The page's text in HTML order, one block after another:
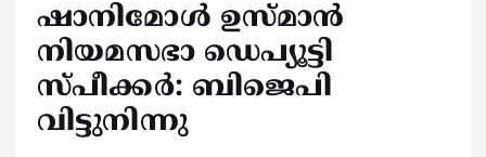
ഷാനിമോൾ ഉസ്മാൻ
നിയമസഭാ ഡെപ്യൂട്ടി
സ്പീക്കർ: ബിജെപി
വിട്ടുനിന്നു